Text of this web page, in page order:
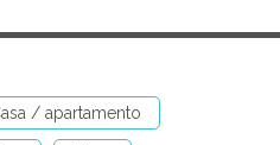
/ apartamento